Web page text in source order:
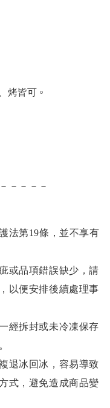
烤皆可 。
－－－－
法第19條，並不享有
或品項錯誤缺少，請
以便安排後續處理事
經拆封或未冷凍保存
退冰回冰，容易導致
式，避免造成商品變